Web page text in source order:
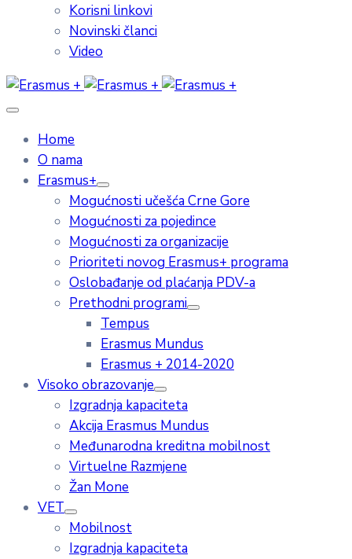
Korisni linkovi
Novinski članci
Video
Home
O nama
Erasmus+
Mogućnosti učešća Crne Gore
Mogućnosti za pojedince
Mogućnosti za organizacije
Prioriteti novog Erasmus+ programa
Oslobađanje od plaćanja PDV-a
Prethodni programi
Tempus
Erasmus Mundus
Erasmus + 2014-2020
Visoko obrazovanje
Izgradnja kapaciteta
Akcija Erasmus Mundus
Međunarodna kreditna mobilnost
Virtuelne Razmjene
Žan Mone
VET
Mobilnost
Izgradnja kapaciteta